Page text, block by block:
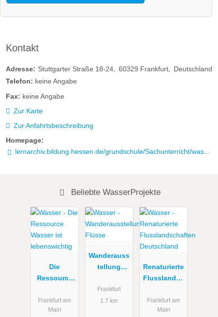
Kontakt
Adresse: Stuttgarter Straße 18-24 60329 Frankfurt
Deutschland
Telefon: keine Angabe
Fax: keine Angabe
Zur Karte
Zur Anfahrtsbeschreibung
Homepage:
lernarchiv.bildung.hessen.de/grundschule/Sachunterricht/wasser/index.html
Beliebte WasserProjekte
Die
Ressource
lebenswichti
g
Frankfurt am
Main
Wanderauss
tellung
Frankfurt
1.7 km
Renaturierte
Flusslandsc
Deutschland
Frankfurt am
Main